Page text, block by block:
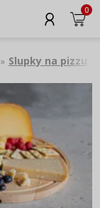
0
» Slupky na pizzu